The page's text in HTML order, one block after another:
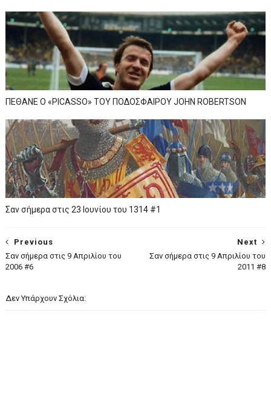
ΠΕΘΑΝΕ Ο «PICASSO» TOY ΠΟΔΟΣΦΑΙΡΟΥ JOHN ROBERTSON
Σαν σήμερα στις 23 Ιουνίου του 1314 #1
Next
Σαν σήμερα στις 9 Απριλίου του
2011 #8
Previous
Σαν σήμερα στις 9 Απριλίου του
2006 #6
Δεν Υπάρχουν Σχόλια: